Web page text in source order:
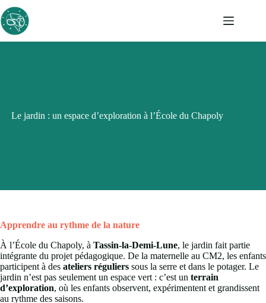
Passer
au
contenu
Le jardin : un espace d’exploration à l’École du Chapoly
Apprendre au rythme de la nature
À l’École du Chapoly, à Tassin-la-Demi-Lune, le jardin fait partie
intégrante du projet pédagogique. De la maternelle au CM2, les enfants
participent à des ateliers réguliers sous la serre et dans le potager. Le
jardin n’est pas seulement un espace vert : c’est un terrain
d’exploration, où les enfants observent, expérimentent et grandissent
au rythme des saisons.